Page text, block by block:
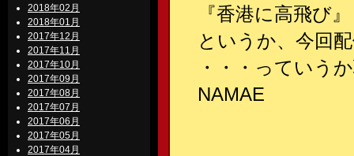
2018年02月
2018年01月
2017年12月
2017年11月
2017年10月
2017年09月
2017年08月
2017年07月
2017年06月
2017年05月
2017年04月
『香港に高飛び
というか、今回
・・・っていう
NAMAE